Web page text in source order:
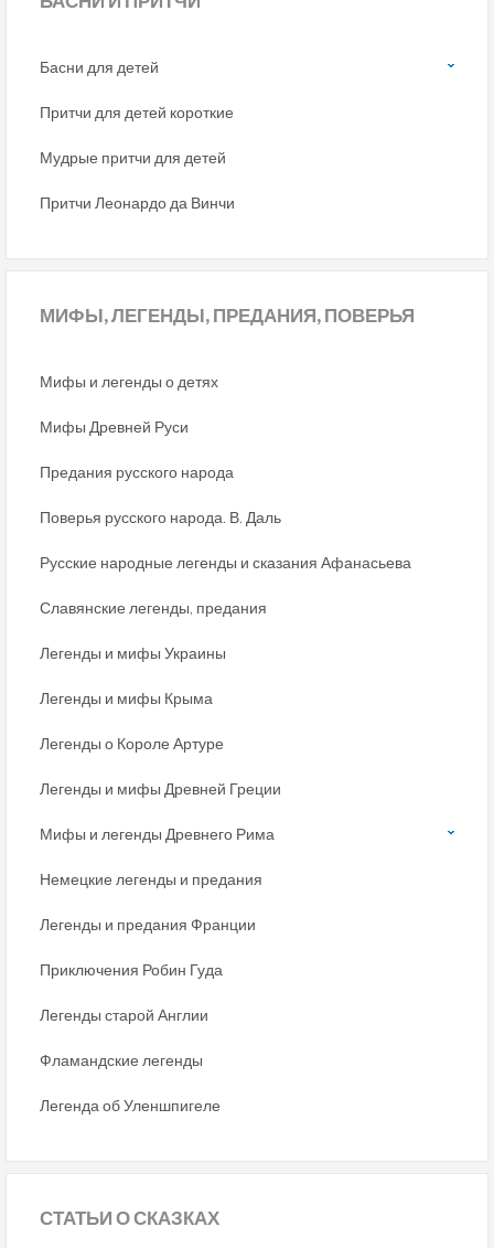
Басни для детей
Притчи для детей короткие
Мудрые притчи для детей
Притчи Леонардо да Винчи
МИФЫ,ЛЕГЕНДЫ, ПРЕДАНИЯ, ПОВЕРЬЯ
Мифы и легенды о детях
Мифы Древней Руси
Предания русского народа
Поверья русского народа. В. Даль
Русские народные легенды и сказания Афанасьева
Славянские легенды, предания
Легенды и мифы Украины
Легенды и мифы Крыма
Легенды о Короле Артуре
Легенды и мифы Древней Греции
Мифы и легенды Древнего Рима
Немецкие легенды и предания
Легенды и предания Франции
Приключения Робин Гуда
Легенды старой Англии
Фламандские легенды
Легенда об Уленшпигеле
СТАТЬИО СКАЗКАХ